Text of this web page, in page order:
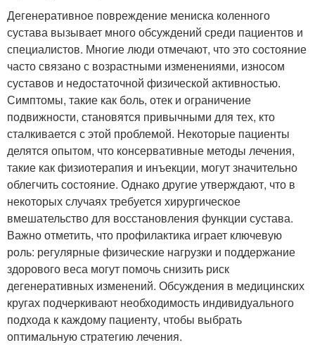
Дегенеративное повреждение мениска коленного
сустава вызывает много обсуждений среди пациентов и
специалистов. Многие люди отмечают, что это состояние
часто связано с возрастными изменениями, износом
суставов и недостаточной физической активностью.
Симптомы, такие как боль, отек и ограничение
подвижности, становятся привычными для тех, кто
сталкивается с этой проблемой. Некоторые пациенты
делятся опытом, что консервативные методы лечения,
такие как физиотерапия и инъекции, могут значительно
облегчить состояние. Однако другие утверждают, что в
некоторых случаях требуется хирургическое
вмешательство для восстановления функции сустава.
Важно отметить, что профилактика играет ключевую
роль: регулярные физические нагрузки и поддержание
здорового веса могут помочь снизить риск
дегенеративных изменений. Обсуждения в медицинских
кругах подчеркивают необходимость индивидуального
подхода к каждому пациенту, чтобы выбрать
оптимальную стратегию лечения.